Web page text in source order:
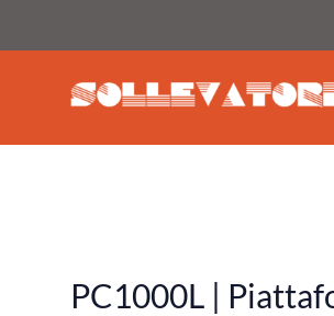
PC1000L |